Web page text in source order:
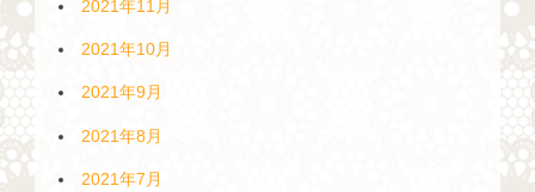
2021年11月
2021年10月
2021年9月
2021年8月
2021年7月